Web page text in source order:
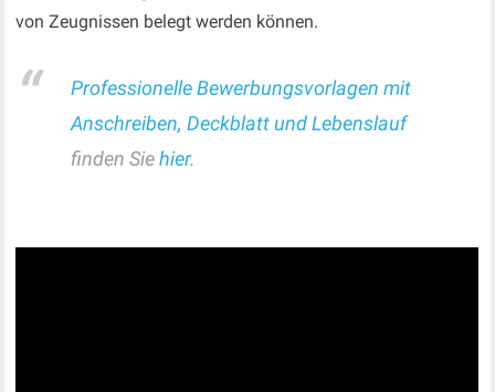
von Zeugnissen belegt werden können.
Professionelle Bewerbungsvorlagen mit
Anschreiben, Deckblatt und Lebenslauf
finden Siehier.